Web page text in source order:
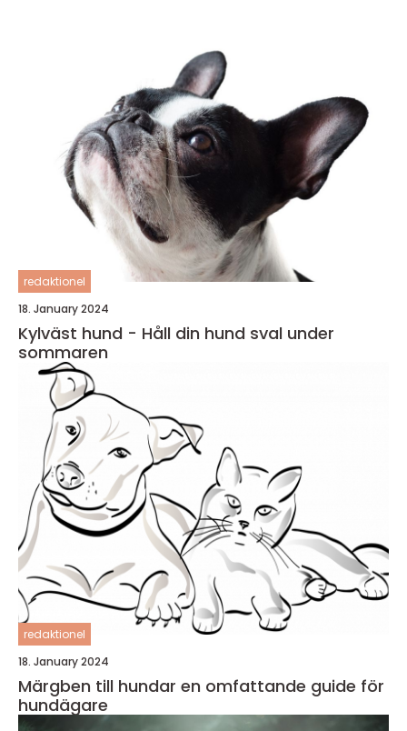
redaktionel
18. January 2024
Kylväst hund - Håll din hund sval under
sommaren
redaktionel
18. January 2024
Märgben till hundar en omfattande guide för
hundägare